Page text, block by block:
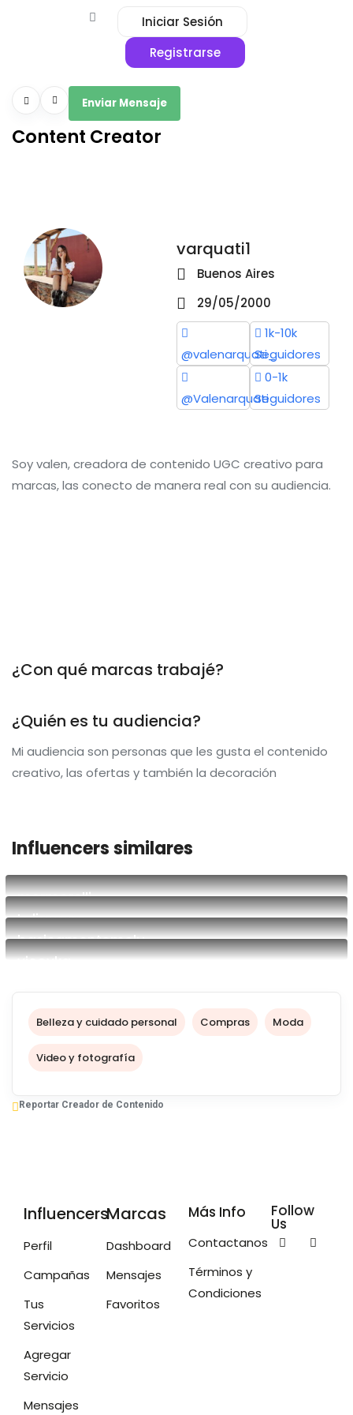
Iniciar Sesión
Registrarse
Enviar Mensaje
Content Creator
varquati1
Buenos Aires
29/05/2000
@valenarquati_
1k-10k
Seguidores
@Valenarquati
0-1k
Seguidores
Soy valen, creadora de contenido UGC creativo para
marcas, las conecto de manera real con su audiencia.
¿Con qué marcas trabajé?
¿Quién es tu audiencia?
Mi audiencia son personas que les gusta el contenido
creativo, las ofertas y también la decoración
Influencers similares
mermorelli
Blogger
Luliroman
creadora ugc
basicamentemelu
Lifestyle sin filtro | UGC
vicoyka
grwm, storytimes y humor cotidiano, compartimos
Belleza y cuidado personal Compras Moda
Video y fotografía
Reportar Creador de Contenido
Influencers
Perfil
Campañas
Tus
Servicios
Agregar
Servicio
Mensajes
Marcas
Dashboard
Mensajes
Favoritos
Más Info
Contactanos
Términos y
Condiciones
Follow
Us